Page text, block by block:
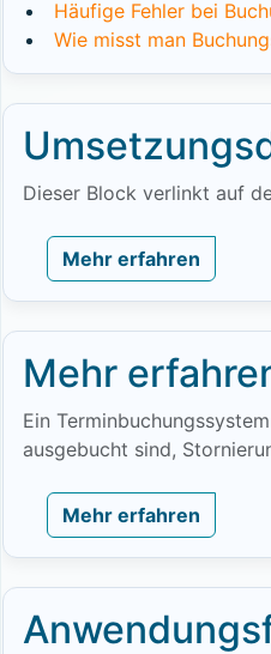
Häufige Fehler bei
Wie misst man
Dieser Block verlinkt auf
Mehr erfahren
Mehr
Ein
ausgebucht sind,
Mehr erfahren